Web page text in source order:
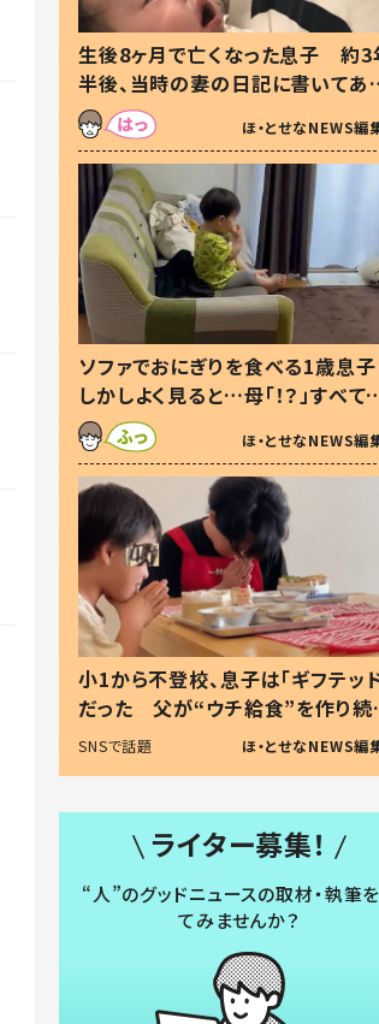
生後8ヶ月で亡くなった息子 約3
半後、当時の妻の日記に書いてあ
た本音とは
ほ・とせなNEWS編
ソファでおにぎりを食べる1歳息
しかしよく見ると…母「！？」すべて
察した母の投稿に「可愛いから許
す！」「現行犯〜」
ほ・とせなNEWS編
小1から不登校、息子は「ギフテッド
だった 父が“ウチ給食”を作り続
る理由とは #令和の親 #令和の子
SNSで話題 ほ・とせなNEWS編
ライター募集！
“人”のグッドニュースの取材・執筆
てみませんか？